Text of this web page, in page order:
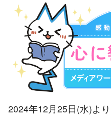
2024年12月25日(水)よ